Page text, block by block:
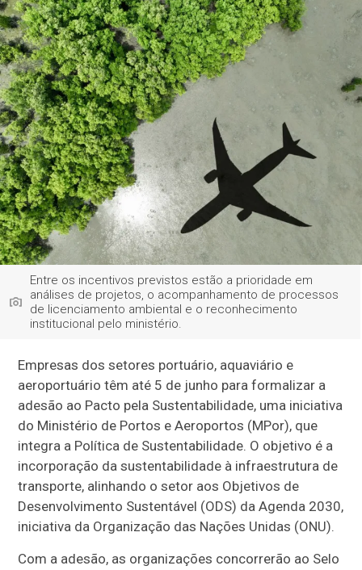
Entre os incentivos previstos estão a prioridade em
análises de projetos, o acompanhamento de processos
de licenciamento ambiental e o reconhecimento
institucional pelo ministério.
Empresas dos setores portuário, aquaviário e
aeroportuário têm até 5 de junho para formalizar a
adesão ao Pacto pela Sustentabilidade, uma iniciativa
do Ministério de Portos e Aeroportos (MPor), que
integra a Política de Sustentabilidade. O objetivo é a
incorporação da sustentabilidade à infraestrutura de
transporte, alinhando o setor aos Objetivos de
Desenvolvimento Sustentável (ODS) da Agenda 2030,
iniciativa da Organização das Nações Unidas (ONU).
Com a adesão, as organizações concorrerão ao Selo